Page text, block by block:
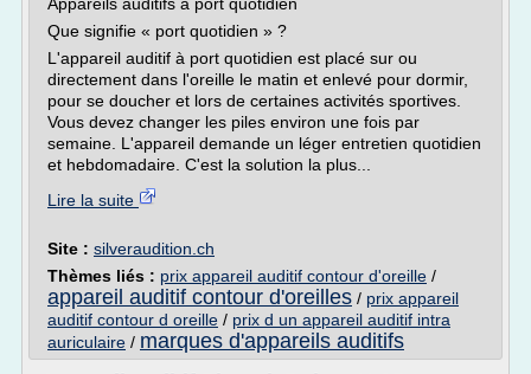
Que signifie « port quotidien » ?
L'appareil auditif à port quotidien est placé sur ou
directement dans l'oreille le matin et enlevé pour dormir,
pour se doucher et lors de certaines activités sportives.
Vous devez changer les piles environ une fois par
semaine. L'appareil demande un léger entretien quotidien
et hebdomadaire. C'est la solution la plus...
Lire la suite
Site : silveraudition.ch
Thèmes liés : prix appareil auditif contour d'oreille /
appareil auditif contour d'oreilles / prix appareil
auditif contour d oreille / prix d un appareil auditif intra
auriculaire / marques d'appareils auditifs